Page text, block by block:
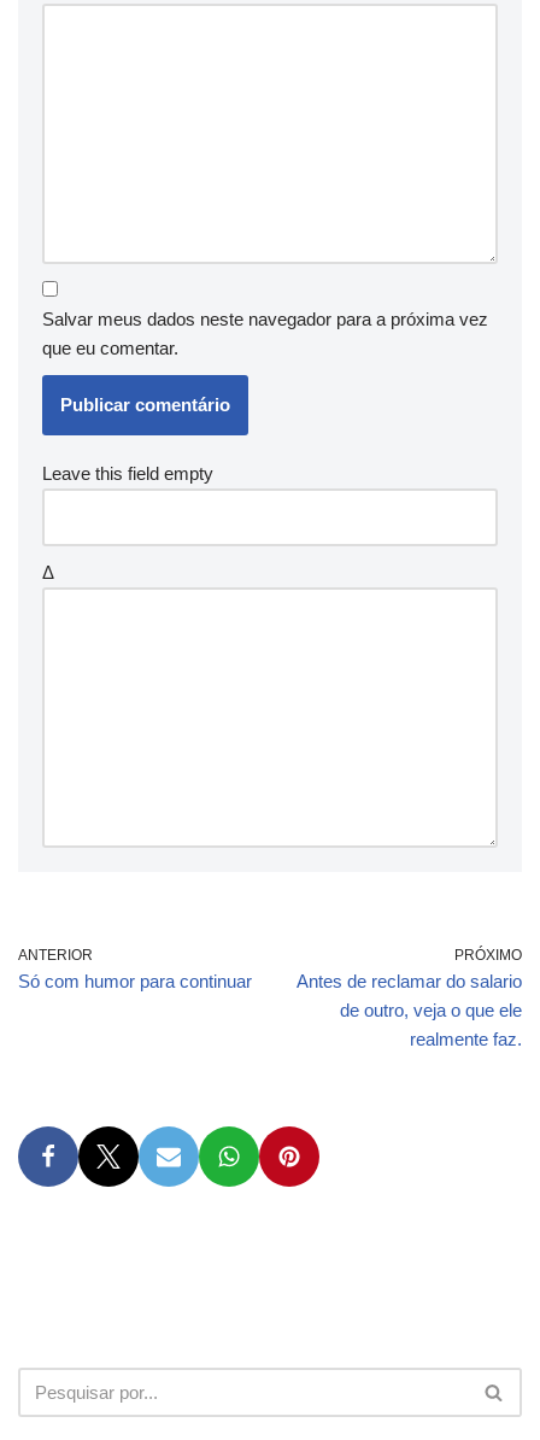
Salvar meus dados neste navegador para a próxima vez
que eu comentar.
Leave this field empty
Δ
ANTERIOR
Só com humor para continuar
PRÓXIMO
Antes de reclamar do salario
de outro, veja o que ele
realmente faz.